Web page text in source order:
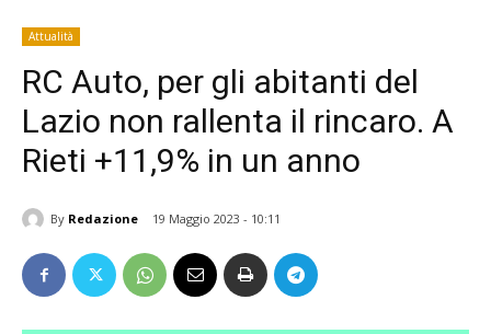
Attualità
RC Auto, per gli abitanti del
Lazio non rallenta il rincaro. A
Rieti +11,9% in un anno
By Redazione 19 Maggio 2023 - 10:11